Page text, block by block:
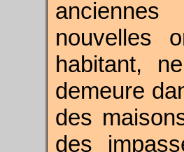
nouvelles
habitant,
demeure
des
des